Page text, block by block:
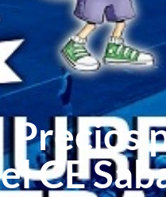
Precios
el CE